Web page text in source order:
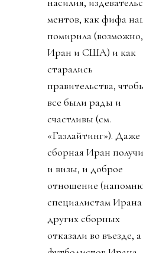
ментов, как фифа
помирила (возможно,
Иран и США) и как
старались
правительства,
все были рады и
счастливы (см.
«Газлайтинг»). Даже
сборная Иран
и визы, и доброе
отношение
специалистам
других сборных
отказали во въезде, а